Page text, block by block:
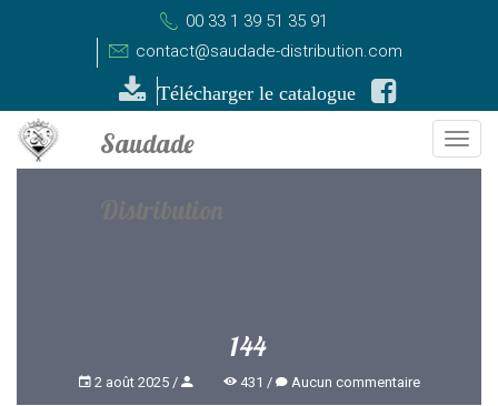
00 33 1 39 51 35 91
contact@saudade-distribution.com
Télécharger le catalogue
144
2 août 2025 431 Aucun commentaire